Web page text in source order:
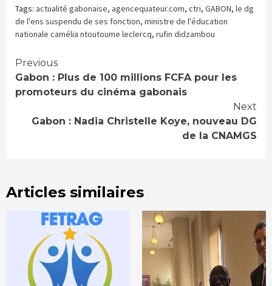
dans
une
nouvelle
fenêtre)
dans
une
nouvelle
fenêtre)
(ouvre
dans
une
nouvelle
fenêtre)
Tags: actualité gabonaise, agencequateur.com, ctri, GABON, le dg
de l'ens suspendu de ses fonction, ministre de l'éducation
nationale camélia ntoutoume leclercq, rufin didzambou
Continue
Reading
Previous
Gabon : Plus de 100 millions FCFA pour les
promoteurs du cinéma gabonais
Next
Gabon : Nadia Christelle Koye, nouveau DG
de la CNAMGS
Articles similaires